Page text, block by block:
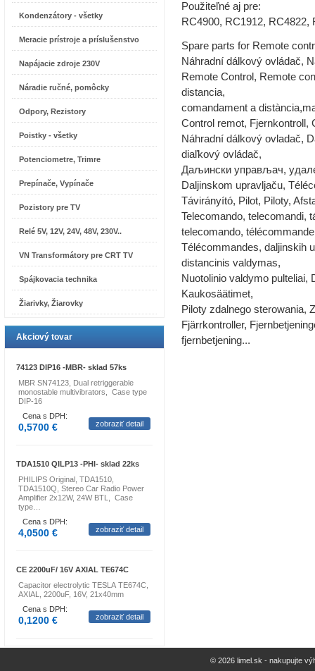
Kondenzátory - všetky
Meracie prístroje a príslušenstvo
Napájacie zdroje 230V
Náradie ručné, pomôcky
Odpory, Rezistory
Poistky - všetky
Potenciometre, Trimre
Prepínače, Vypínače
Pozistory pre TV
Relé 5V, 12V, 24V, 48V, 230V..
VN Transformátory pre CRT TV
Spájkovacia technika
Žiarivky, Žiarovky
Akciový tovar
74123 DIP16 -MBR- sklad 57ks
MBR SN74123, Dual retriggerable
monostable multivibrators, Case type
DIP-16
Cena s DPH:
0,5700 € zobraziť detail
TDA1510 QILP13 -PHI- sklad 22ks
PHILIPS Original, TDA1510,
TDA1510Q, Stereo Car Radio Power
Amplifier 2x12W, 24W BTL, Case
type…
Cena s DPH:
4,0500 € zobraziť detail
CE 2200uF/ 16V AXIAL TE674C
Capacitor electrolytic TESLA TE674C,
AXIAL, 2200uF, 16V, 21x40mm
Cena s DPH:
0,1200 € zobraziť detail
Použiteľné aj pre:
RC4900, RC1912,
Spare parts for Remote
Náhradní dálkový ovládač,
Remote Control, Remote
distancia,
comandament a
Control remot, Fjernkontroll,
Náhradní dálkový ovladač,
diaľkový ovládač,
Даљински управљач,
Daljinskom upravljaču,
Távirányító, Pilot, Piloty,
Telecomando, telecomandi,
telecomando,
Télécommandes, daljinskih
distancinis valdymas,
Nuotolinio valdymo pulteliai,
Kaukosäätimet,
Piloty zdalnego sterowania,
Fjärrkontroller,
fjernbetjening...
© 2026 limel.sk - nakupujte